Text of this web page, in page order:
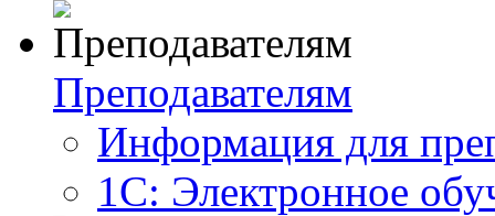
Преподавателям
Информация для
1С: Электронное